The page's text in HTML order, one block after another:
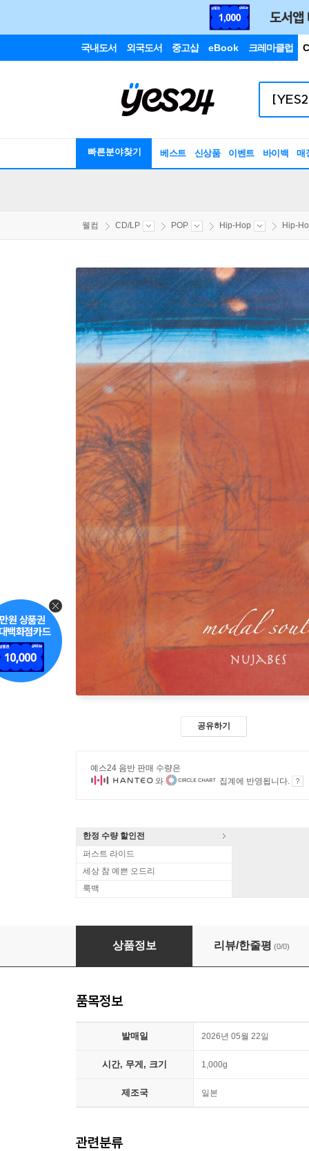
국내도서 외국도서 중고샵 eBook 크레마클럽
빠른분야찾기 베스트 신상품 이벤트 바이백 매
웰컴 CD/LP POP Hip-Hop Hip-
공유하기
예스24 음반 판매 수량은
와
집계에 반영됩니다.
한정 수량 할인전
퍼스트 라이드
세상 참 예쁜 오드리
룩백
Nujabes (누자베스) - 2집 Modal Soul [카세트
상품정보 리뷰/한줄평 (0/0)
품목정보
발매일 2026년 05월 22일
시간, 무게, 크기 1,000g
제조국 일본
관련분류